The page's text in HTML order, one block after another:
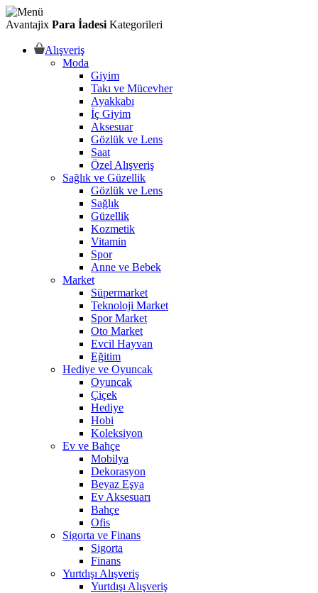
Avantajix Para İadesi Kategorileri
Alışveriş
Moda
Giyim
Takı ve Mücevher
Ayakkabı
İç Giyim
Aksesuar
Gözlük ve Lens
Saat
Özel Alışveriş
Sağlık ve Güzellik
Gözlük ve Lens
Sağlık
Güzellik
Kozmetik
Vitamin
Spor
Anne ve Bebek
Market
Süpermarket
Teknoloji Market
Spor Market
Oto Market
Evcil Hayvan
Eğitim
Hediye ve Oyuncak
Oyuncak
Çiçek
Hediye
Hobi
Koleksiyon
Ev ve Bahçe
Mobilya
Dekorasyon
Beyaz Eşya
Ev Aksesuarı
Bahçe
Ofis
Sigorta ve Finans
Sigorta
Finans
Yurtdışı Alışveriş
Yurtdışı Alışveriş